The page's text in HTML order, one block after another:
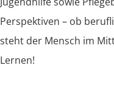
Perspektiven – ob
steht der Mensch im
Lernen!